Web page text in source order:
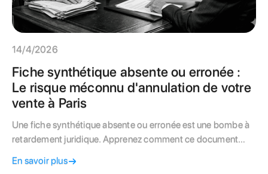
14/4/2026
Fiche synthétique absente ou erronée :
Le risque méconnu d'annulation de votre
vente à Paris
Une fiche synthétique absente ou erronée est une bombe à
retardement juridique. Apprenez comment ce document
votre patrimoine.
En savoir plus